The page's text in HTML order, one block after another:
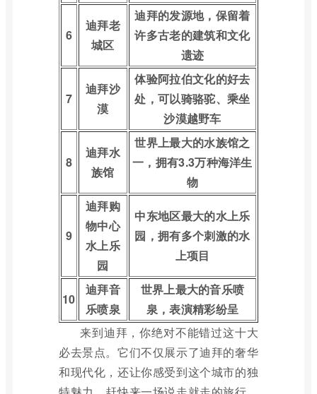
6
迪拜老
城区
迪拜的发源地，保留着
许多古老的建筑和文化
遗迹
7
迪拜沙
漠
体验阿拉伯文化的好去
处，可以骑骆驼、乘坐
沙漠越野车
8
迪拜水
族馆
世界上最大的水族馆之
一，拥有3.3万种海洋生
物
9
迪拜购
物中心
水上乐
园
中东地区最大的水上乐
园，拥有多个刺激的水
上项目
10
迪拜音
乐喷泉
世界上最大的音乐喷
泉，表演精彩纷呈
来到迪拜，你绝对不能错过这十大
必去景点。它们不仅展示了迪拜的奢华
和现代化，还让你感受到这个城市的独